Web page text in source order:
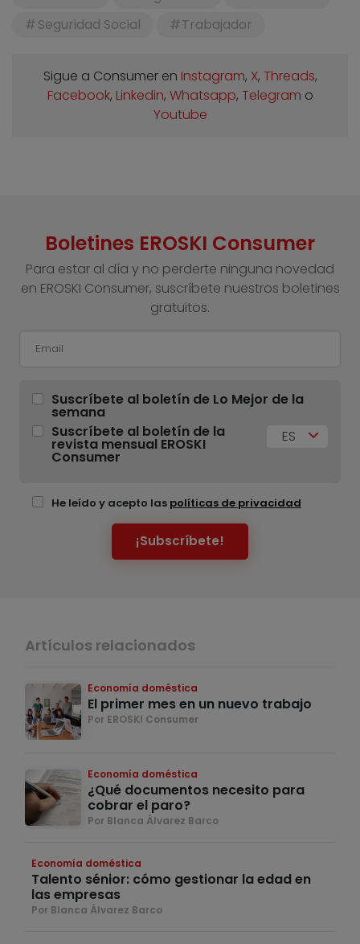
Seguridad Social
Trabajador
Sigue a Consumer en Instagram, X, Threads,
Facebook, Linkedin, Whatsapp, Telegram o
Youtube
Boletines EROSKI Consumer
Para estar al día y no perderte ninguna novedad
en EROSKI Consumer, suscríbete nuestros boletines
gratuitos.
Suscríbete al boletín de Lo Mejor de la
semana
Suscríbete al boletín de la
revista mensual EROSKI
Consumer
ES
He leído y acepto las políticas de privacidad
¡Subscríbete!
Artículos relacionados
Economía doméstica
El primer mes en un nuevo trabajo
Por EROSKI Consumer
Economía doméstica
¿Qué documentos necesito para
cobrar el paro?
Por Blanca Álvarez Barco
Economía doméstica
Talento sénior: cómo gestionar la edad en
las empresas
Por Blanca Álvarez Barco